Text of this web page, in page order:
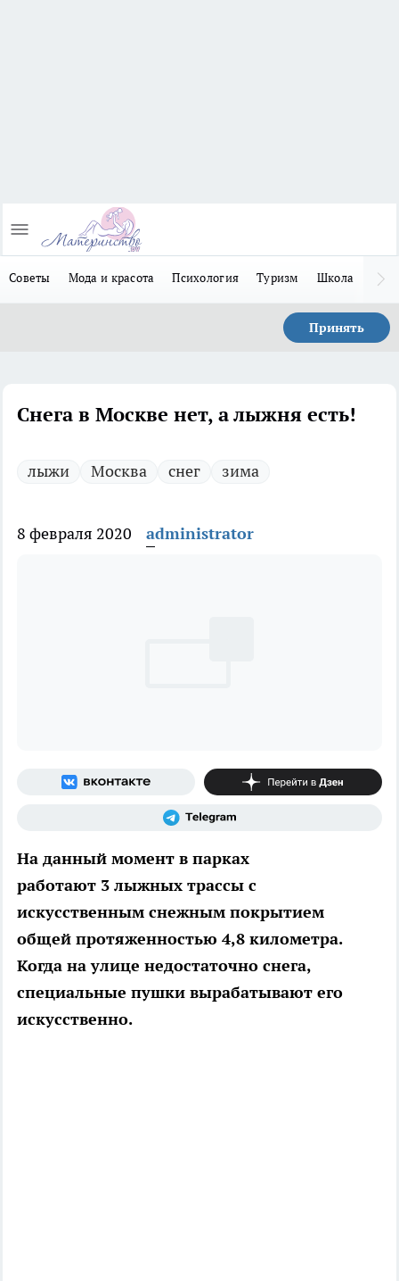
Советы Мода и красота Психология Туризм Школа
Принять
Снега в Москве нет, а лыжня есть!
лыжи Москва снег зима
8 февраля 2020 administrator
На данный момент в парках
работают 3 лыжных трассы с
искусственным снежным покрытием
общей протяженностью 4,8 километра.
Когда на улице недостаточно снега,
специальные пушки вырабатывают его
искусственно.